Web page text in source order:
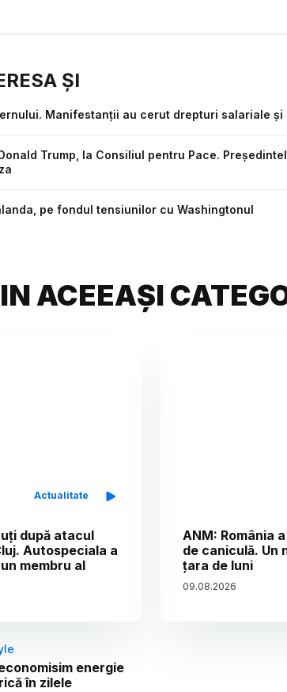
ȘI
Manifestanții au cerut drepturi salariale și
Trump, la Consiliul pentru Pace.
pe fondul tensiunilor cu Washingtonul
ACEEAȘI
Actualitate
după atacul
Autospeciala a
membru al
ANM: România
de caniculă. Un
țara de luni
09.08.2026
energie
în zilele